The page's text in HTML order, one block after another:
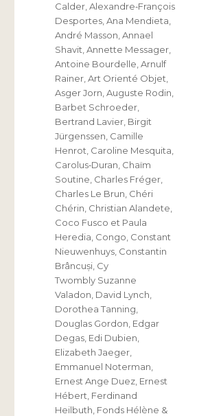
Calder ,Alexandre‐François
Desportes ,Ana Mendieta
André Masson ,Annael
Shavit ,Annette Messager
Antoine Bourdelle ,Arnulf
Rainer ,Art Orienté Objet
Asger Jorn ,Auguste Rodin
Barbet Schroeder
Bertrand Lavier Birgit
Jürgenssen Camille
Henrot Caroline Mesquita
Carolus‐Duran Chaïm
Soutine Charles Fréger
Charles Le Brun Chéri
Chérin Christian Alandete
Coco Fusco et Paula
Heredia Congo Constant
Nieuwenhuys Constantin
Brâncuși Cy
Twombly Suzanne
Valadon David Lynch
Dorothea Tanning
Douglas Gordon Edgar
Degas Edi Dubien
Elizabeth Jaeger
Emmanuel Noterman
Ernest Ange Duez Ernest
Hébert Ferdinand
Heilbuth Fonds Hélène &